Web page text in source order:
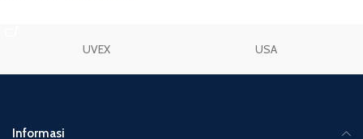
UVEX USA
Informasi